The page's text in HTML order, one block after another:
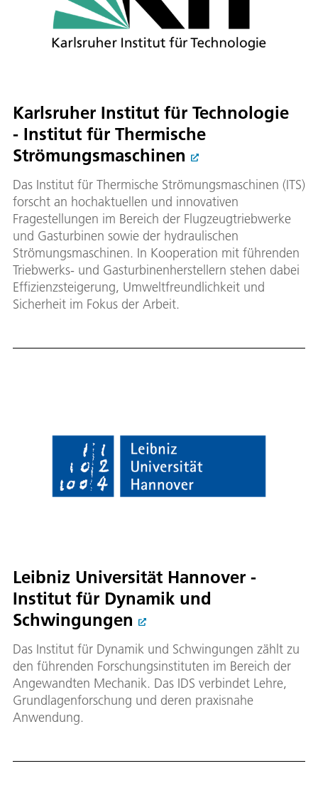
Karlsruher Institut für Technologie
- Institut für Thermische
Strömungsmaschinen
Das Institut für Thermische Strömungsmaschinen (ITS)
forscht an hochaktuellen und innovativen
Fragestellungen im Bereich der Flugzeugtriebwerke
und Gasturbinen sowie der hydraulischen
Strömungsmaschinen. In Kooperation mit führenden
Triebwerks- und Gasturbinenherstellern stehen dabei
Effizienzsteigerung, Umweltfreundlichkeit und
Sicherheit im Fokus der Arbeit.
Leibniz Universität Hannover -
Institut für Dynamik und
Schwingungen
Das Institut für Dynamik und Schwingungen zählt zu
den führenden Forschungsinstituten im Bereich der
Angewandten Mechanik. Das IDS verbindet Lehre,
Grundlagenforschung und deren praxisnahe
Anwendung.